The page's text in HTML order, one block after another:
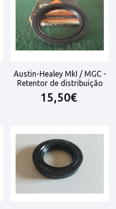
Austin-Healey MkI / MGC -
Retentor de distribuição
15,50€